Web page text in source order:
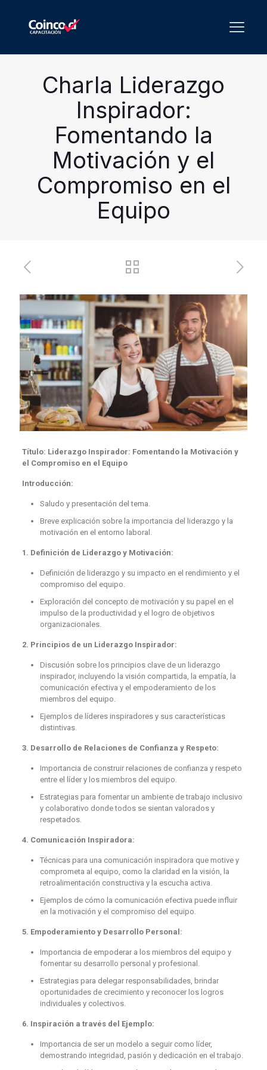
Charla Liderazgo
Inspirador:
Fomentando la
Motivación y el
Compromiso en el
Equipo
Título: Liderazgo Inspirador: Fomentando la Motivación y
el Compromiso en el Equipo
Introducción:
Saludo y presentación del tema.
Breve explicación sobre la importancia del liderazgo y la
motivación en el entorno laboral.
1. Definición de Liderazgo y Motivación:
Definición de liderazgo y su impacto en el rendimiento y el
compromiso del equipo.
Exploración del concepto de motivación y su papel en el
impulso de la productividad y el logro de objetivos
organizacionales.
2. Principios de un Liderazgo Inspirador:
Discusión sobre los principios clave de un liderazgo
inspirador, incluyendo la visión compartida, la empatía, la
comunicación efectiva y el empoderamiento de los
miembros del equipo.
Ejemplos de líderes inspiradores y sus características
distintivas.
3. Desarrollo de Relaciones de Confianza y Respeto:
Importancia de construir relaciones de confianza y respeto
entre el líder y los miembros del equipo.
Estrategias para fomentar un ambiente de trabajo inclusivo
y colaborativo donde todos se sientan valorados y
respetados.
4. Comunicación Inspiradora:
Técnicas para una comunicación inspiradora que motive y
comprometa al equipo, como la claridad en la visión, la
retroalimentación constructiva y la escucha activa.
Ejemplos de cómo la comunicación efectiva puede influir
en la motivación y el compromiso del equipo.
5. Empoderamiento y Desarrollo Personal:
Importancia de empoderar a los miembros del equipo y
fomentar su desarrollo personal y profesional.
Estrategias para delegar responsabilidades, brindar
oportunidades de crecimiento y reconocer los logros
individuales y colectivos.
6. Inspiración a través del Ejemplo:
Importancia de ser un modelo a seguir como líder,
demostrando integridad, pasión y dedicación en el trabajo.